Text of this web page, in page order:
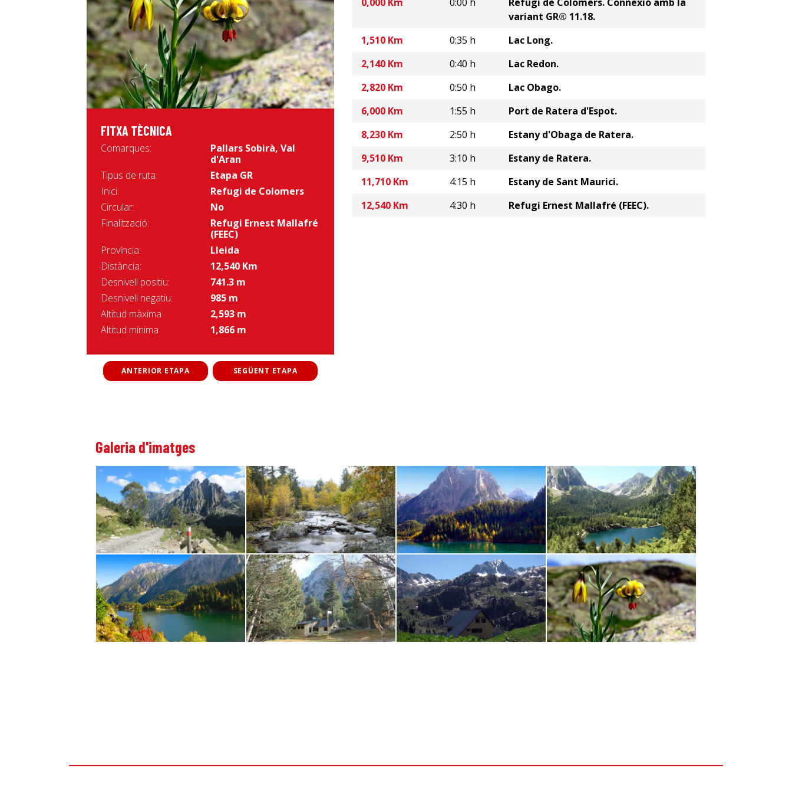
FITXA TÈCNICA
Comarques: Pallars Sobirà, Val
d'Aran
Tipus de ruta:
Etapa GR
Inici:
Refugi de Colomers
Circular:
No
Finalització:
Refugi Ernest Mallafré
(FEEC)
Província:
Lleida
Distància:
12,540 Km
Desnivell positiu:
741.3 m
Desnivell negatiu:
985 m
Altitud màxima
2,593 m
Altitud mínima
1,866 m
ANTERIOR ETAPA SEGÜENT ETAPA
variant GR® 11.18.
1,510 Km
0:35 h
Lac Long.
2,140 Km
0:40 h
Lac Redon.
2,820 Km
0:50 h
Lac Obago.
6,000 Km
1:55 h
Port de Ratera d'Espot.
8,230 Km
2:50 h
Estany d'Obaga de Ratera.
9,510 Km
3:10 h
Estany de Ratera.
11,710 Km
4:15 h
Estany de Sant Maurici.
12,540 Km
4:30 h Refugi Ernest Mallafré (FEEC).
Galeria d'imatges